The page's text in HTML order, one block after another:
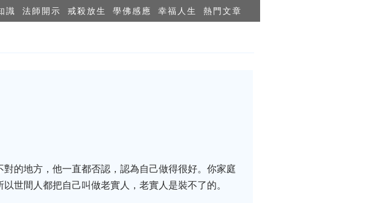
識 法師開示 戒殺放生 學佛感應 幸福人生 熱門文章
的地方，他一直都否認，認為自己做得很好。你家庭
世間人都把自己叫做老實人，老實人是裝不了的。